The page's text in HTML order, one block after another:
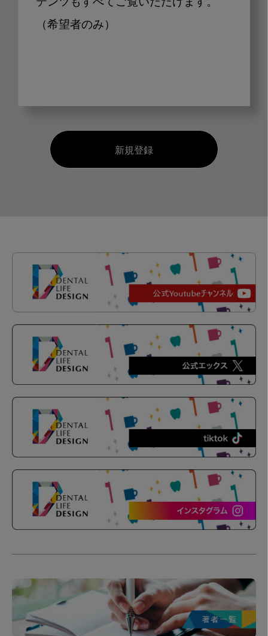
テンツもすべてご覧いただけます。
（希望者のみ）
新規登録